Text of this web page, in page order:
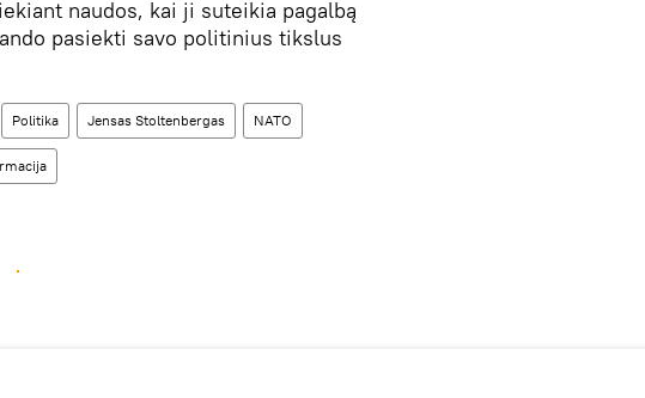
naudos, kai ji suteikia pagalbą
pasiekti savo politinius tikslus
Politika Jensas Stoltenbergas NATO